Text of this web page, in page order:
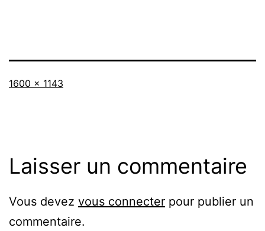
Taille
1600 × 1143
Laisser un commentaire
Vous devez vous connecter pour publier un
commentaire.